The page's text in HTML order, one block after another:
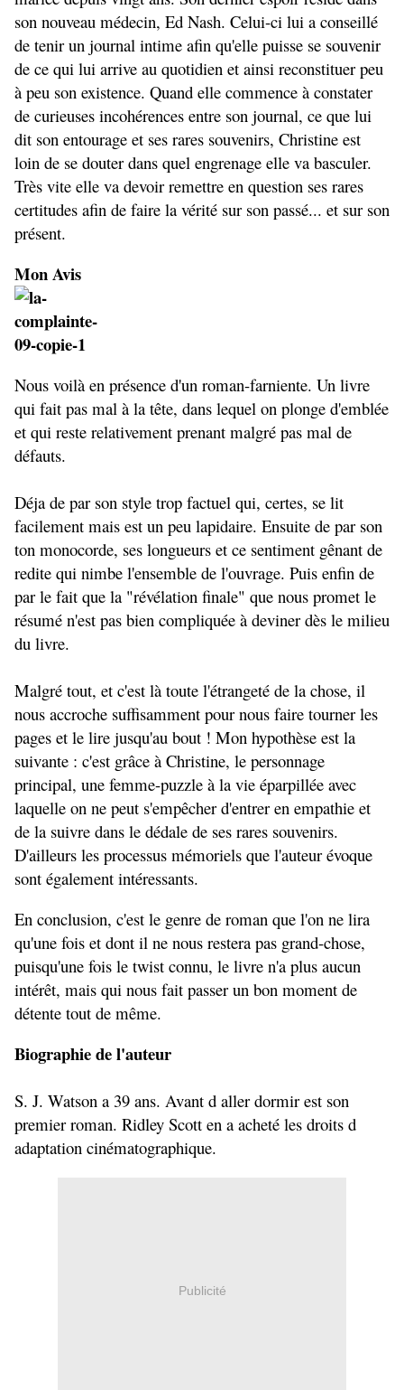
son nouveau médecin, Ed Nash. Celui-ci lui a conseillé
de tenir un journal intime afin qu'elle puisse se souvenir
de ce qui lui arrive au quotidien et ainsi reconstituer peu
à peu son existence. Quand elle commence à constater
de curieuses incohérences entre son journal, ce que lui
dit son entourage et ses rares souvenirs, Christine est
loin de se douter dans quel engrenage elle va basculer.
Très vite elle va devoir remettre en question ses rares
certitudes afin de faire la vérité sur son passé... et sur son
présent.
Mon Avis
Nous voilà en présence d'un roman-farniente. Un livre
qui fait pas mal à la tête, dans lequel on plonge d'emblée
et qui reste relativement prenant malgré pas mal de
défauts.
Déja de par son style trop factuel qui, certes, se lit
facilement mais est un peu lapidaire. Ensuite de par son
ton monocorde, ses longueurs et ce sentiment gênant de
redite qui nimbe l'ensemble de l'ouvrage. Puis enfin de
par le fait que la "révélation finale" que nous promet le
résumé n'est pas bien compliquée à deviner dès le milieu
du livre.
Malgré tout, et c'est là toute l'étrangeté de la chose, il
nous accroche suffisamment pour nous faire tourner les
pages et le lire jusqu'au bout ! Mon hypothèse est la
suivante : c'est grâce à Christine, le personnage
principal, une femme-puzzle à la vie éparpillée avec
laquelle on ne peut s'empêcher d'entrer en empathie et
de la suivre dans le dédale de ses rares souvenirs.
D'ailleurs les processus mémoriels que l'auteur évoque
sont également intéressants.
En conclusion, c'est le genre de roman que l'on ne lira
qu'une fois et dont il ne nous restera pas grand-chose,
puisqu'une fois le twist connu, le livre n'a plus aucun
intérêt, mais qui nous fait passer un bon moment de
détente tout de même.
Biographie de l'auteur
S. J. Watson a 39 ans. Avant d aller dormir est son
premier roman. Ridley Scott en a acheté les droits d
adaptation cinématographique.
Publicité